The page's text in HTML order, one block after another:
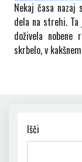
Nekaj časa
dela na strehi.
doživela
skrbelo, v
Išči